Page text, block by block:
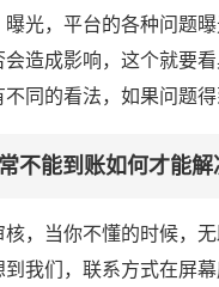
光，平台的各种问题
造成影响，这个就要
同的看法，如果问题得
不能到账如何才能解
，当你不懂的时候，
我们，联系方式在屏